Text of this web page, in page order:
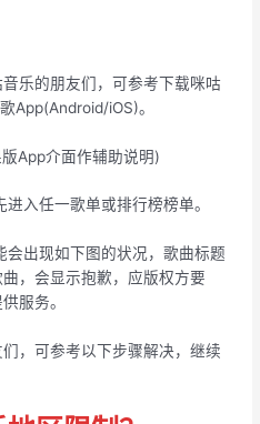
乐的朋友们，可参考下载咪咕
App(Android/iOS)。
App介面作辅助说明)
入任一歌单或排行榜榜单。
出现如下图的状况，歌曲标题
，会显示抱歉，应版权方要
服务。
，可参考以下步骤解决，继续